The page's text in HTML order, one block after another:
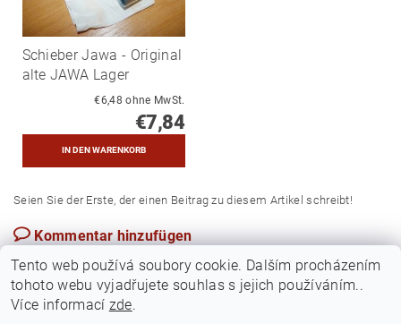
Schieber Jawa - Original
alte JAWA Lager
€6,48 ohne MwSt.
€7,84
Seien Sie der Erste, der einen Beitrag zu diesem Artikel schreibt!
Kommentar hinzufügen
Tento web používá soubory cookie. Dalším procházením
tohoto webu vyjadřujete souhlas s jejich používáním..
Více informací zde.